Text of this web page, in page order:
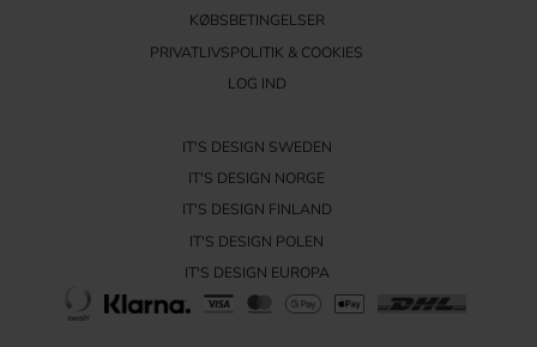
KØBSBETINGELSER
PRIVATLIVSPOLITIK & COOKIES
LOG IND
IT'S DESIGN SWEDEN
IT'S DESIGN NORGE
IT'S DESIGN FINLAND
IT'S DESIGN POLEN
IT'S DESIGN EUROPA